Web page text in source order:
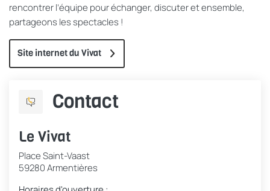
rencontrer l’équipe pour échanger, discuter et ensemble,
partageons les spectacles !
Site internet du Vivat
Contact
Le Vivat
Place Saint-Vaast
59280 Armentières